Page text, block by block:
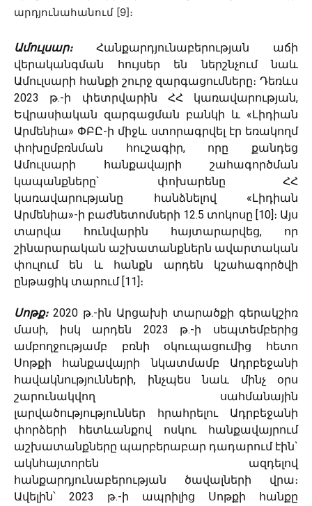
արդյունահանում [9]։
Ամուլսար։
Հանքարդյունաբերության աճի
վերականգման հույսեր են ներշնչում նաև
Ամուլսարի հանքի շուրջ զարգացումները։ Դեռևս
2023 թ.-ի փետրվարին ՀՀ կառավարության,
Եվրասիական զարգացման բանկի և «Լիդիան
Արմենիա» ՓԲԸ-ի միջև ստորագրվել էր եռակողմ
փոխըմբռնման հուշագիր, որը քանդեց
Ամուլսարի հանքավայրի շահագործման
կապանքները` փոխարենը ՀՀ
կառավարությանը հանձնելով «Լիդիան
Արմենիա»-ի բաժնետոմսերի 12․5 տոկոսը [10]։ Այս
տարվա հունվարին հայտարարվեց, որ
շինարարական աշխատանքներն ավարտական
փուլում են և հանքն արդեն կշահագործվի
ընթացիկ տարում [11]։
Սոթք։ 2020 թ․-ին Արցախի տարածքի գերակշիռ
մասի, իսկ արդեն 2023 թ․-ի սեպտեմբերից
ամբողջությամբ բռնի օկուպացումից հետո
Սոթքի հանքավայրի նկատմամբ Ադրբեջանի
հավակնությունների, ինչպես նաև մինչ օրս
շարունակվող սահմանային
լարվածությություններ հրահրելու Ադրբեջանի
փորձերի հետևանքով ոսկու հանքավայրում
աշխատանքները պարբերաբար դադարում էին`
ակնհայտորեն ազդելով
հանքարդյունաբերության ծավալների վրա։
Ավելին՝ 2023 թ․-ի ապրիլից Սոթքի հանքը